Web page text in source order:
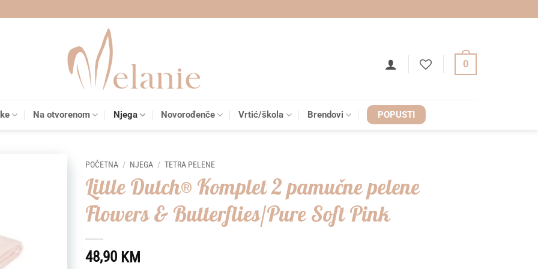
0
Na otvorenom Njega Novorođenče Vrtić/škola Brendovi POPUSTI
POČETNA / NJEGA / TETRA PELENE
Little Dutch® Komplet 2 pamučne pelene
Flowers & Butterflies/Pure Soft Pink
48,90 KM